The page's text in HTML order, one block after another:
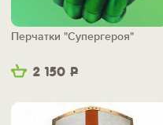
2 150 Р
Перчатки "Супергероя"